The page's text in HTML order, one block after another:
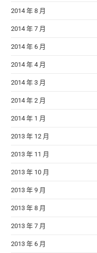
2014 年 8 月
2014 年 7 月
2014 年 6 月
2014 年 4 月
2014 年 3 月
2014 年 2 月
2014 年 1 月
2013 年 12 月
2013 年 11 月
2013 年 10 月
2013 年 9 月
2013 年 8 月
2013 年 7 月
2013 年 6 月